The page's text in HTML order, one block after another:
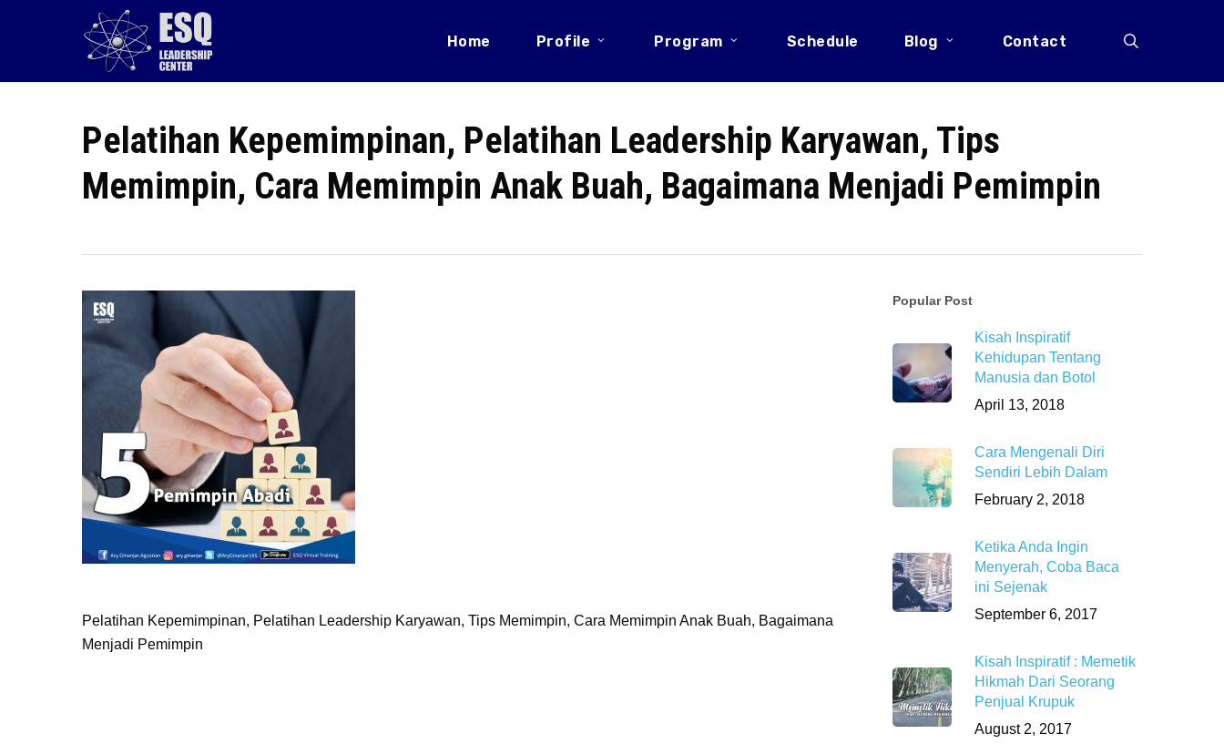
content
Home Profile Program Schedule Blog Contact
Pelatihan Kepemimpinan, Pelatihan Leadership Karyawan, Tips
Memimpin, Cara Memimpin Anak Buah, Bagaimana Menjadi Pemimpin
Pelatihan Kepemimpinan, Pelatihan Leadership Karyawan, Tips Memimpin, Cara Memimpin Anak Buah, Bagaimana
Menjadi Pemimpin
Popular Post
Kisah Inspiratif
Kehidupan Tentang
Manusia dan Botol
April 13, 2018
Cara Mengenali Diri
Sendiri Lebih Dalam
February 2, 2018
Ketika Anda Ingin
Menyerah, Coba Baca
ini Sejenak
September 6, 2017
Kisah Inspiratif : Memetik
Hikmah Dari Seorang
Penjual Krupuk
August 2, 2017